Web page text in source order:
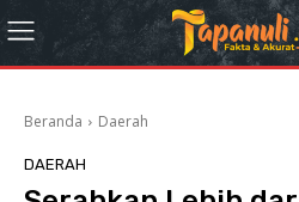
Beranda Daerah
DAERAH